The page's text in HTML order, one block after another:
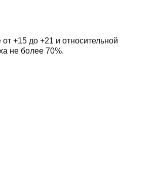
+15 до +21 и относительной
не более 70%.